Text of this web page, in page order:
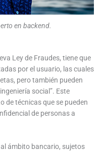
en backend.
Ley de Fraudes, tiene que
por el usuario, las cuales
pero también pueden
social”. Este
de técnicas que se pueden
de personas a
ámbito bancario, sujetos